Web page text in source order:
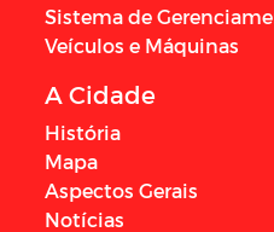
Sistema de
Veículos e Máquinas
A Cidade
História
Mapa
Aspectos Gerais
Notícias